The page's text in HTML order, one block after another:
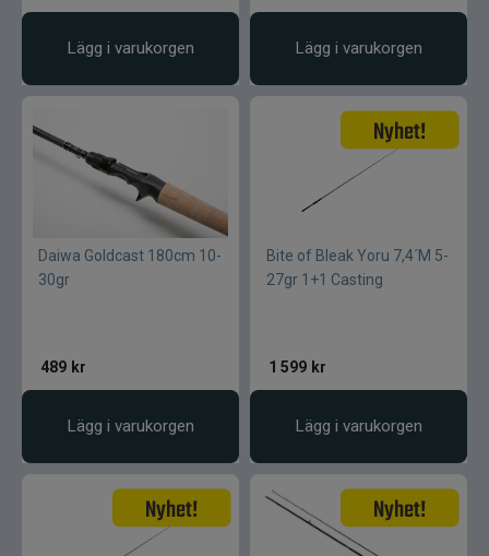
Lägg i varukorgen Lägg i varukorgen
Daiwa Goldcast 180cm 10-
30gr
489 kr
Lägg i varukorgen
Bite of Bleak Yoru 7,4´M 5-
27gr 1+1 Casting
1 599 kr
Lägg i varukorgen